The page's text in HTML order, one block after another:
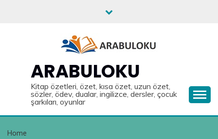
ARABULOKU
Kitap özetleri, özet, kısa özet, uzun özet,
sözler, ödev, dualar, ingilizce, dersler, çocuk
şarkıları, oyunlar
Home